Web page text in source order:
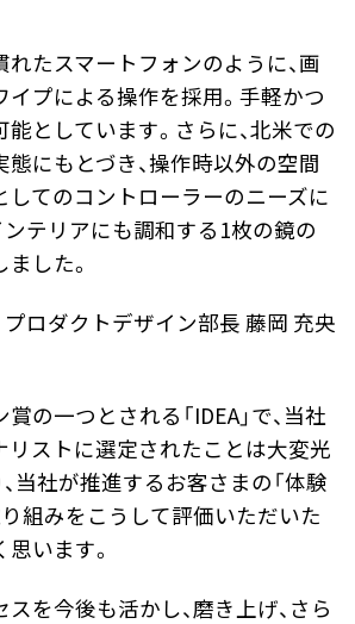
たスマートフォンのように、画
プによる操作を採用。手軽かつ
としています。さらに、北米での
にもとづき、操作時以外の空間
してのコントローラーのニーズに
ンテリアにも調和する1枚の鏡の
した。
プロダクトデザイン部長 藤岡 充央
の一つとされる「IDEA」で、当社
リストに選定されたことは大変光
当社が推進するお客さまの「体験
組みをこうして評価いただいた
います。
を今後も活かし、磨き上げ、さら